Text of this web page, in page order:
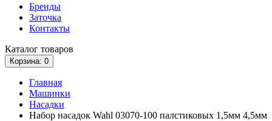
Бренды
Заточка
Контакты
Каталог товаров
Корзина: 0
Главная
Машинки
Насадки
Набор насадок Wahl 03070-100 палстиковых 1,5мм 4,5мм